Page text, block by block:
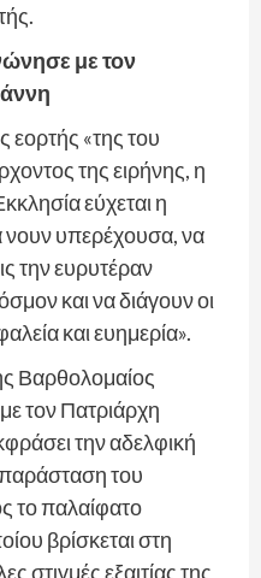
με τον
εορτής «της του
της ειρήνης, η
εύχεται η
νουν υπερέχουσα, να
την ευρυτέραν
και να διάγουν οι
και ευημερία».
Βαρθολομαίος
τον Πατριάρχη
την αδελφική
του
το παλαίφατο
βρίσκεται στη
στιγμές εξαιτίας της